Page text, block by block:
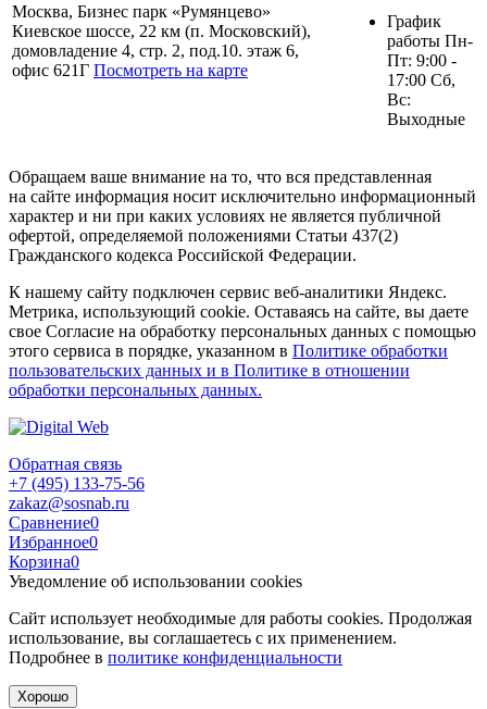
Москва, Бизнес парк «Румянцево»
Киевское шоссе, 22 км (п. Московский),
домовладение 4, стр. 2, под.10. этаж 6,
офис 621Г Посмотреть на карте
График
работы Пн-
Пт: 9:00 -
17:00 Сб,
Вс:
Выходные
Обращаем ваше внимание на то, что вся представленная
на сайте информация носит исключительно информационный
характер и ни при каких условиях не является публичной
офертой, определяемой положениями Статьи 437(2)
Гражданского кодекса Российской Федерации.
К нашему сайту подключен сервис веб-аналитики Яндекс.
Метрика, использующий cookie. Оставаясь на сайте, вы даете
свое Согласие на обработку персональных данных с помощью
этого сервиса в порядке, указанном в Политике обработки
пользовательских данных и в Политике в отношении
обработки персональных данных.
Обратная связь
+7 (495) 133-75-56
zakaz@sosnab.ru
Сравнение0
Избранное0
Корзина0
Уведомление об использовании cookies
Сайт использует необходимые для работы cookies. Продолжая
использование, вы соглашаетесь с их применением.
Подробнее в политике конфиденциальности
Хорошо